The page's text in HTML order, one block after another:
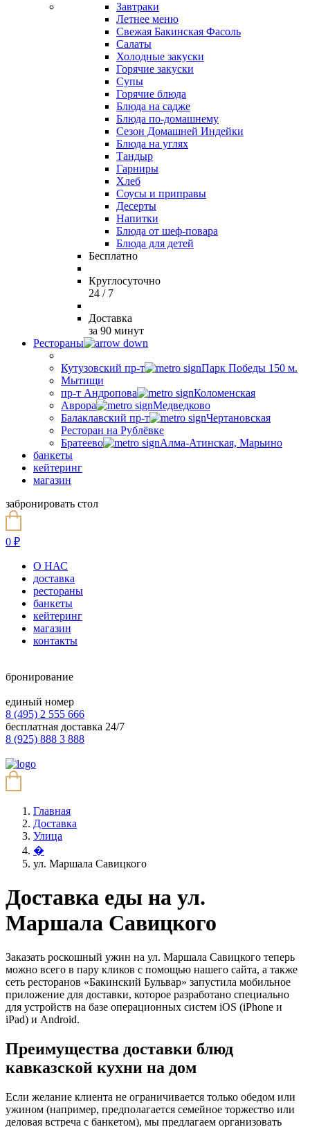
Завтраки
Летнее меню
Свежая Бакинская Фасоль
Салаты
Холодные закуски
Горячие закуски
Супы
Горячие блюда
Блюда на садже
Блюда по-домашнему
Сезон Домашней Индейки
Блюда на углях
Тандыр
Гарниры
Хлеб
Соусы и приправы
Десерты
Напитки
Блюда от шеф-повара
Блюда для детей
Бесплатно
Круглосуточно
24 / 7
Доставка
за 90 минут
Рестораны
Кутузовский пр-т
Парк Победы 150 м.
Мытищи
пр-т Андропова
Коломенская
Аврора
Медведково
Балаклавский пр-т
Чертановская
Ресторан на Рублёвке
Братеево
Алма-Атинская, Марьино
банкеты
кейтеринг
магазин
забронировать стол
0 ₽
О НАС
доставка
рестораны
банкеты
кейтеринг
магазин
контакты
бронирование
единый номер
8 (495) 2 555 666
бесплатная доставка 24/7
8 (925) 888 3 888
Главная
Доставка
Улица
�
ул. Маршала Савицкого
Доставка еды на ул.
Маршала Савицкого
Заказать роскошный ужин на ул. Маршала Савицкого теперь
можно всего в пару кликов с помощью нашего сайта, а также
сеть ресторанов «Бакинский Бульвар» запустила мобильное
приложение для доставки, которое разработано специально
для устройств на базе операционных систем iOS (iPhone и
iPad) и Android.
Преимущества доставки блюд
кавказской кухни на дом
Если желание клиента не ограничивается только обедом или
ужином (например, предполагается семейное торжество или
деловая встреча с банкетом), мы предлагаем организовать